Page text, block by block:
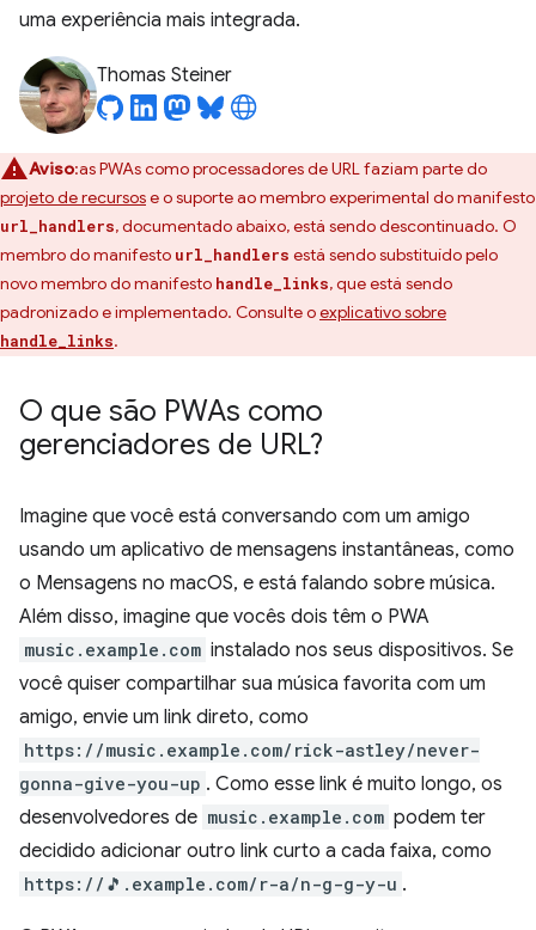
uma experiência mais integrada.
Thomas Steiner
Aviso:as PWAs como processadores de URL faziam parte do
projeto de recursose o suporte ao membro experimental do manifesto
url_handlers, documentado abaixo, está sendo descontinuado. O
membro do manifesto url_handlers está sendo substituído pelo
novo membro do manifesto handle_links, que está sendo
padronizado e implementado. Consulte oexplicativo sobre
handle_links.
O que são PWAs como
gerenciadores de URL?
Imagine que você está conversando com um amigo
usando um aplicativo de mensagens instantâneas, como
o Mensagens no macOS, e está falando sobre música.
Além disso, imagine que vocês dois têm o PWA
music.example.com instalado nos seus dispositivos. Se
você quiser compartilhar sua música favorita com um
amigo, envie um link direto, como
https://music.example.com/rick-astley/never-
gonna-give-you-up . Como esse link é muito longo, os
desenvolvedores de music.example.com podem ter
decidido adicionar outro link curto a cada faixa, como
https://🎵.example.com/r-a/n-g-g-y-u .